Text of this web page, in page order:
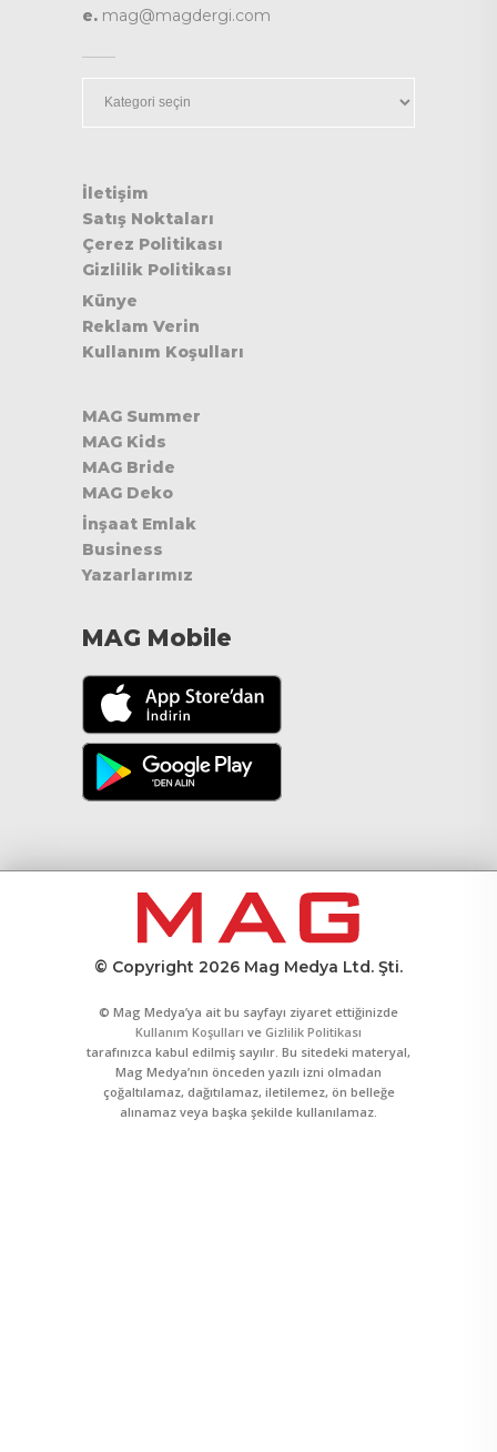
e. mag@magdergi.com
İletişim
Satış Noktaları
Çerez Politikası
Gizlilik Politikası
Künye
Reklam Verin
Kullanım Koşulları
MAG Summer
MAG Kids
MAG Bride
MAG Deko
İnşaat Emlak
Business
Yazarlarımız
MAG Mobile
© Copyright 2026 Mag Medya Ltd. Şti.
© Mag Medya’ya ait bu sayfayı ziyaret ettiğinizde
Kullanım Koşulları ve Gizlilik Politikası
tarafınızca kabul edilmiş sayılır. Bu sitedeki materyal,
Mag Medya’nın önceden yazılı izni olmadan
çoğaltılamaz, dağıtılamaz, iletilemez, ön belleğe
alınamaz veya başka şekilde kullanılamaz.